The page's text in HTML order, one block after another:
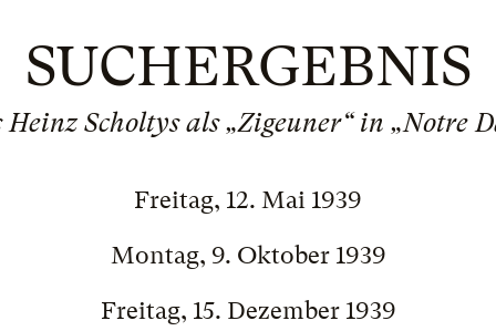
SUCHERGEBNIS
Heinz Scholtys als „Zigeuner“ in „Notre
Freitag, 12. Mai 1939
Montag, 9. Oktober 1939
Freitag, 15. Dezember 1939